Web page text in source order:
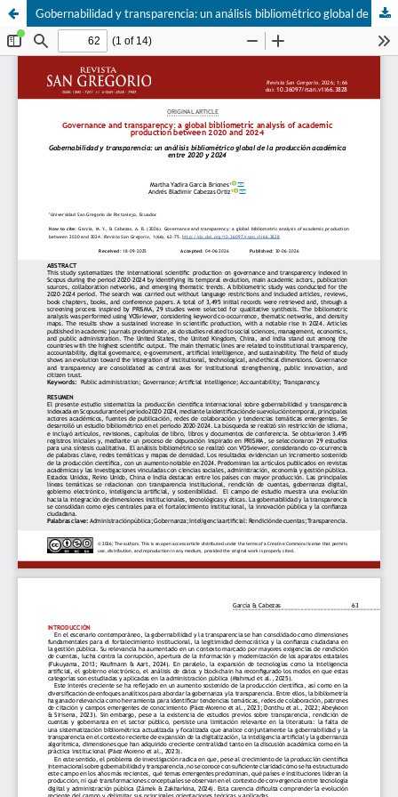
Gobernabilidad y transparencia: un análisis bibliométrico global de la producción académica entre 2020 y 2024